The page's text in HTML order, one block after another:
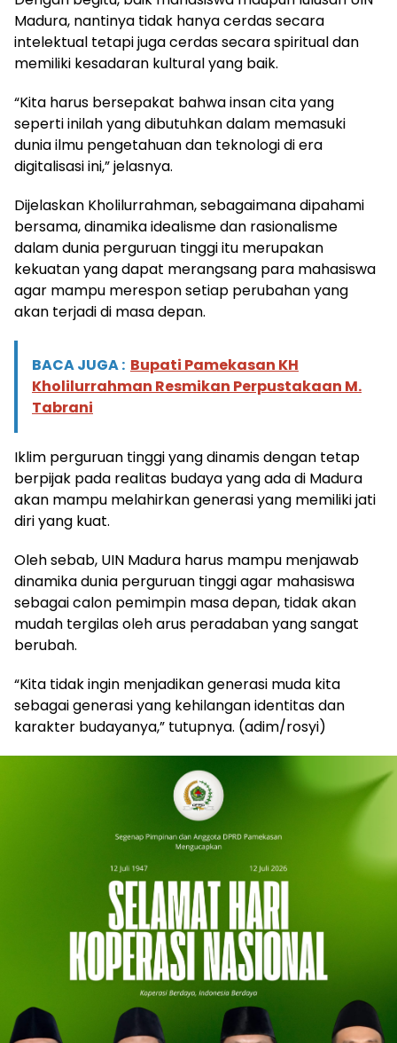
Madura, nantinya tidak hanya cerdas secara
intelektual tetapi juga cerdas secara spiritual dan
memiliki kesadaran kultural yang baik.
“Kita harus bersepakat bahwa insan cita yang
seperti inilah yang dibutuhkan dalam memasuki
dunia ilmu pengetahuan dan teknologi di era
digitalisasi ini,” jelasnya.
Dijelaskan Kholilurrahman, sebagaimana dipahami
bersama, dinamika idealisme dan rasionalisme
dalam dunia perguruan tinggi itu merupakan
kekuatan yang dapat merangsang para mahasiswa
agar mampu merespon setiap perubahan yang
akan terjadi di masa depan.
BACA JUGA : Bupati Pamekasan KH
Kholilurrahman Resmikan Perpustakaan M.
Tabrani
Iklim perguruan tinggi yang dinamis dengan tetap
berpijak pada realitas budaya yang ada di Madura
akan mampu melahirkan generasi yang memiliki jati
diri yang kuat.
Oleh sebab, UIN Madura harus mampu menjawab
dinamika dunia perguruan tinggi agar mahasiswa
sebagai calon pemimpin masa depan, tidak akan
mudah tergilas oleh arus peradaban yang sangat
berubah.
“Kita tidak ingin menjadikan generasi muda kita
sebagai generasi yang kehilangan identitas dan
karakter budayanya,” tutupnya. (adim/rosyi)